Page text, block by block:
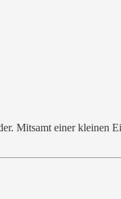
Mitsamt einer kleinen